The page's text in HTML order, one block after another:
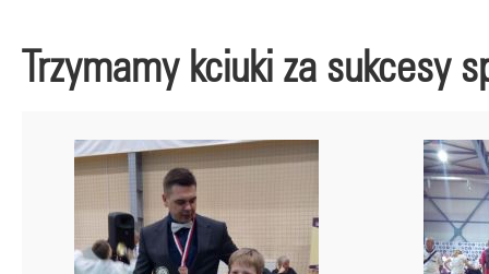
Trzymamy kciuki za sukcesy